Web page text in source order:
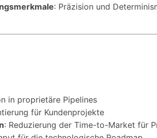
: Präzision und
in proprietäre Pipelines
für Kundenprojekte
: Reduzierung der Time-to-Market für